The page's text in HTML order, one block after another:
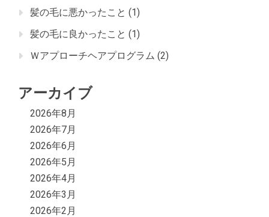
髪の毛に悪かったこと (1)
髪の毛に良かったこと (1)
Ｗアプローチヘアプログラム (2)
アーカイブ
2026年8月
2026年7月
2026年6月
2026年5月
2026年4月
2026年3月
2026年2月